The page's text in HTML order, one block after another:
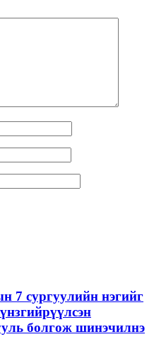
7 сургуулийн нэгийг
болгож шинэчилнэ